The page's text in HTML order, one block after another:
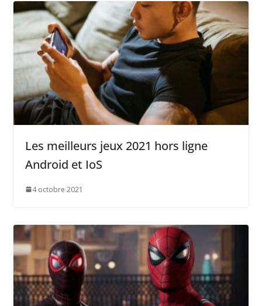
Les meilleurs jeux 2021 hors ligne
Android et IoS
4 octobre 2021